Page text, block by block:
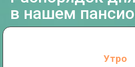
в нашем
Утро